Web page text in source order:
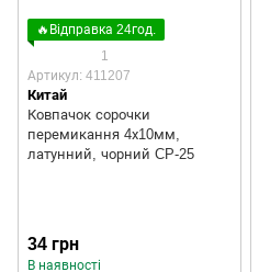
🔥Відправка 24год.
1
Артикул: 411207
Китай
Ковпачок сорочки
перемикання 4х10мм,
латунний, чорний CP-25
34 грн
В наявності